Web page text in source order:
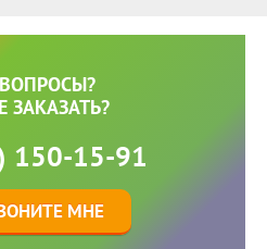
ЗАКАЗАТЬ?
150-15-91
МНЕ